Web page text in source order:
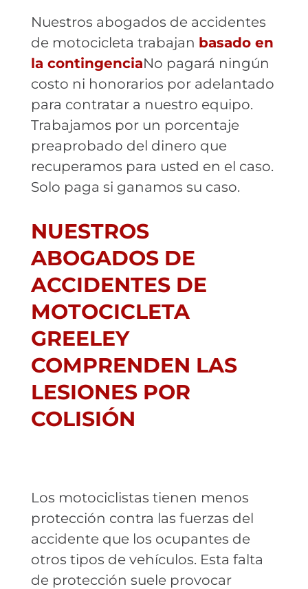
Nuestros abogados de accidentes
de motocicleta trabajan basado en
la contingenciaNo pagará ningún
costo ni honorarios por adelantado
para contratar a nuestro equipo.
Trabajamos por un porcentaje
preaprobado del dinero que
recuperamos para usted en el caso.
Solo paga si ganamos su caso.
NUESTROS
ABOGADOS DE
ACCIDENTES DE
MOTOCICLETA
GREELEY
COMPRENDEN LAS
LESIONES POR
COLISIÓN
Los motociclistas tienen menos
protección contra las fuerzas del
accidente que los ocupantes de
otros tipos de vehículos. Esta falta
de protección suele provocar